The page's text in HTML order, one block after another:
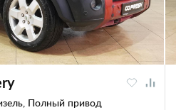
Полный привод